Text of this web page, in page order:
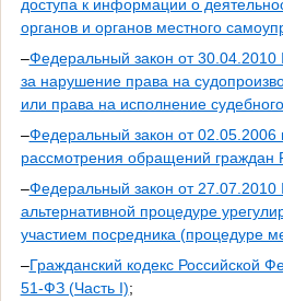
доступа к информации о
органов и органов местного
–Федеральный закон от
за нарушение права на
или права на исполнение
–Федеральный закон от
рассмотрения обращений граждан
–Федеральный закон от
альтернативной процедуре
участием посредника (процедуре
–Гражданский кодекс Российской
51-ФЗ (Часть I);